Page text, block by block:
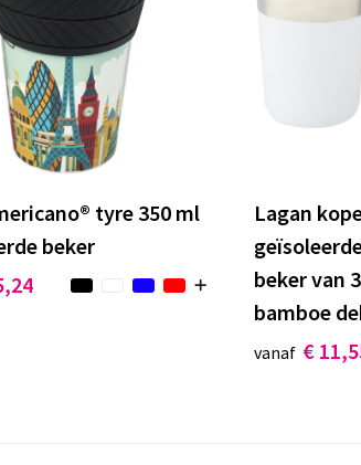
tyre 350 ml
beker
Lagan
beker van
bamboe
vanaf €